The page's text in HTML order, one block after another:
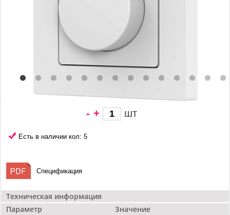
Техническая информация
Параметр
Значение
- + шт
Есть в наличии кол: 5
Спецификация